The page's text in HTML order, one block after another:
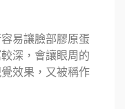
易讓臉部膠原蛋
深，會讓眼周的
效果，又被稱作